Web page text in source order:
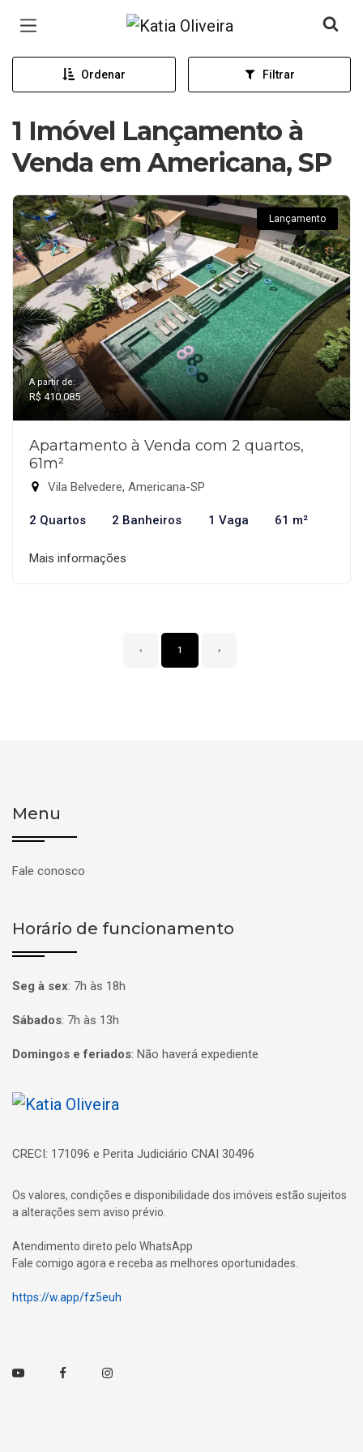
Página inicial
Ordenar Filtrar
1 Imóvel Lançamento à
Venda em Americana, SP
Lançamento
A partir de:
R$ 410.085
Apartamento à Venda com 2 quartos,
61m²
Vila Belvedere, Americana-SP
2 Quartos 2 Banheiros 1 Vaga 61 m²
Mais informações
‹ 1 ›
Menu
Fale conosco
Horário de funcionamento
Seg à sex: 7h às 18h
Sábados: 7h às 13h
Domingos e feriados: Não haverá expediente
Página inicial
CRECI: 171096 e Perita Judiciário CNAI 30496
Os valores, condições e disponibilidade dos imóveis estão sujeitos
a alterações sem aviso prévio.
Atendimento direto pelo WhatsApp
Fale comigo agora e receba as melhores oportunidades.
https://w.app/fz5euh
Youtube FacebookInstagram